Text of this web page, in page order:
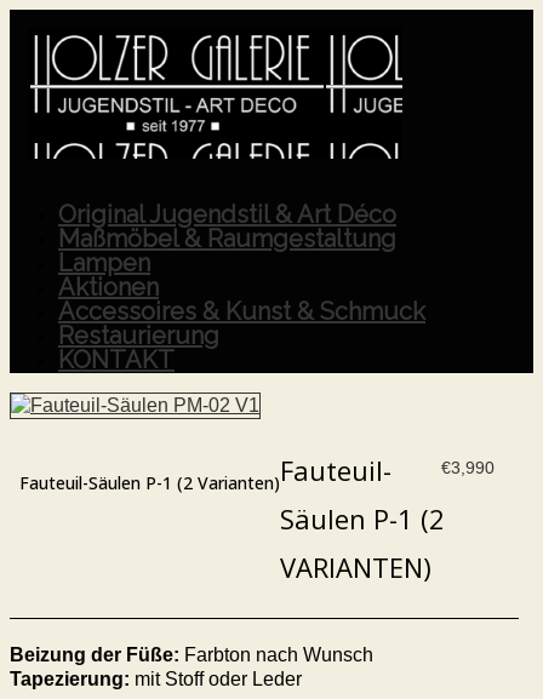
Original Jugendstil & Art Déco
Maßmöbel & Raumgestaltung
Lampen
Aktionen
Accessoires & Kunst & Schmuck
Restaurierung
KONTAKT
Fauteuil-Säulen P-1 (2 Varianten)
€3,990
Fauteuil-
Säulen P-1 (2
VARIANTEN)
Beizung der Füße: Farbton nach Wunsch
Tapezierung: mit Stoff oder Leder